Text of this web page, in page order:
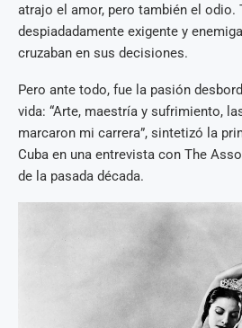
atrajo el amor, pero también el odio.
despiadadamente exigente y
cruzaban en sus decisiones.
Pero ante todo, fue la pasión
vida: “Arte, maestría y sufrimiento,
marcaron mi carrera”, sintetizó la
Cuba en una entrevista con The
de la pasada década.